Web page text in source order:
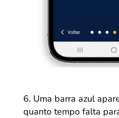
Uma barra azul
quanto tempo falta